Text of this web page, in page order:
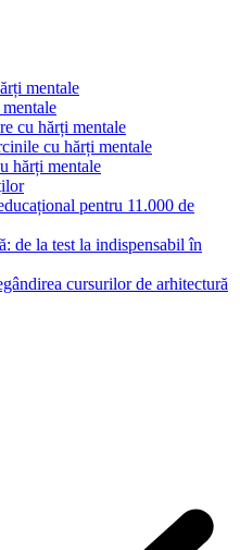
mentale
cu hărți mentale
cu hărți mentale
hărți mentale
pentru 11.000 de
de la test la indispensabil în
cursurilor de arhitectură